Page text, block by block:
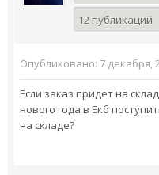
12 публикаций
Опубликовано: 7 декабря,
Если заказ придет на
нового года в Екб
на складе?